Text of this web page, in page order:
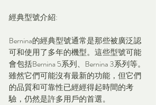
經典型號介紹:
Bernina的經典型號通常是那些被廣泛認
可和使用了多年的機型。這些型號可能
會包括Bernina 5系列、Bernina 3系列等。
雖然它們可能沒有最新的功能，但它們
的品質和可靠性已經經得起時間的考
驗，仍然是許多用戶的首選。